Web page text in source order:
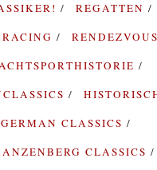
REGATTEN
RENDEZVOUS
GERMAN CLASSICS
CLASSICS